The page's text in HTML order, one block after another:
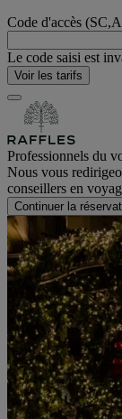
Code d'accès
Le code saisi est
Voir les tarifs
Professionnels du
Nous vous
conseillers en
Continuer la